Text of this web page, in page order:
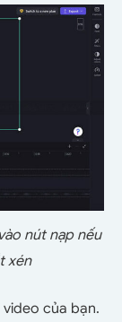
nút nạp nếu
xén
của bạn.